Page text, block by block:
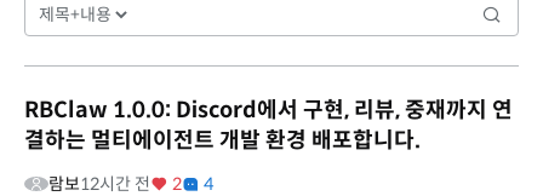
RBClaw 1.0.0: Discord에서 구현, 리뷰, 중재까지 연
결하는 멀티에이전트 개발 환경 배포합니다.
람보12시간 전 2 4